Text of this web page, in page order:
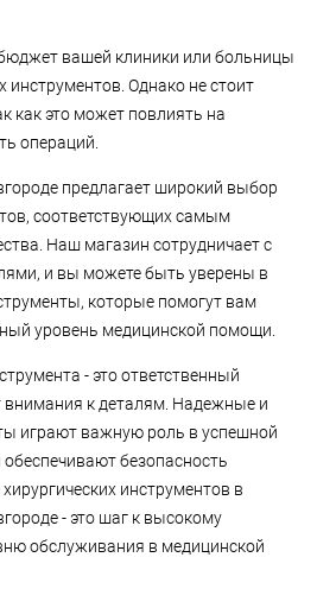
вашей клиники или больницы
инструментов. Однако не стоит
как это может повлиять на
операций.
предлагает широкий выбор
соответствующих самым
Наш магазин сотрудничает с
и вы можете быть уверены в
которые помогут вам
уровень медицинской помощи.
- это ответственный
внимания к деталям. Надежные и
играют важную роль в успешной
обеспечивают безопасность
инструментов в
- это шаг к высокому
обслуживания в медицинской